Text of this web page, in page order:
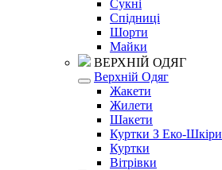
Сукні
Спідниці
Шорти
Майки
ВЕРХНІЙ ОДЯГ
Верхній Одяг
Жакети
Жилети
Шакети
Куртки З Еко-Шкіри
Куртки
Вітрівки